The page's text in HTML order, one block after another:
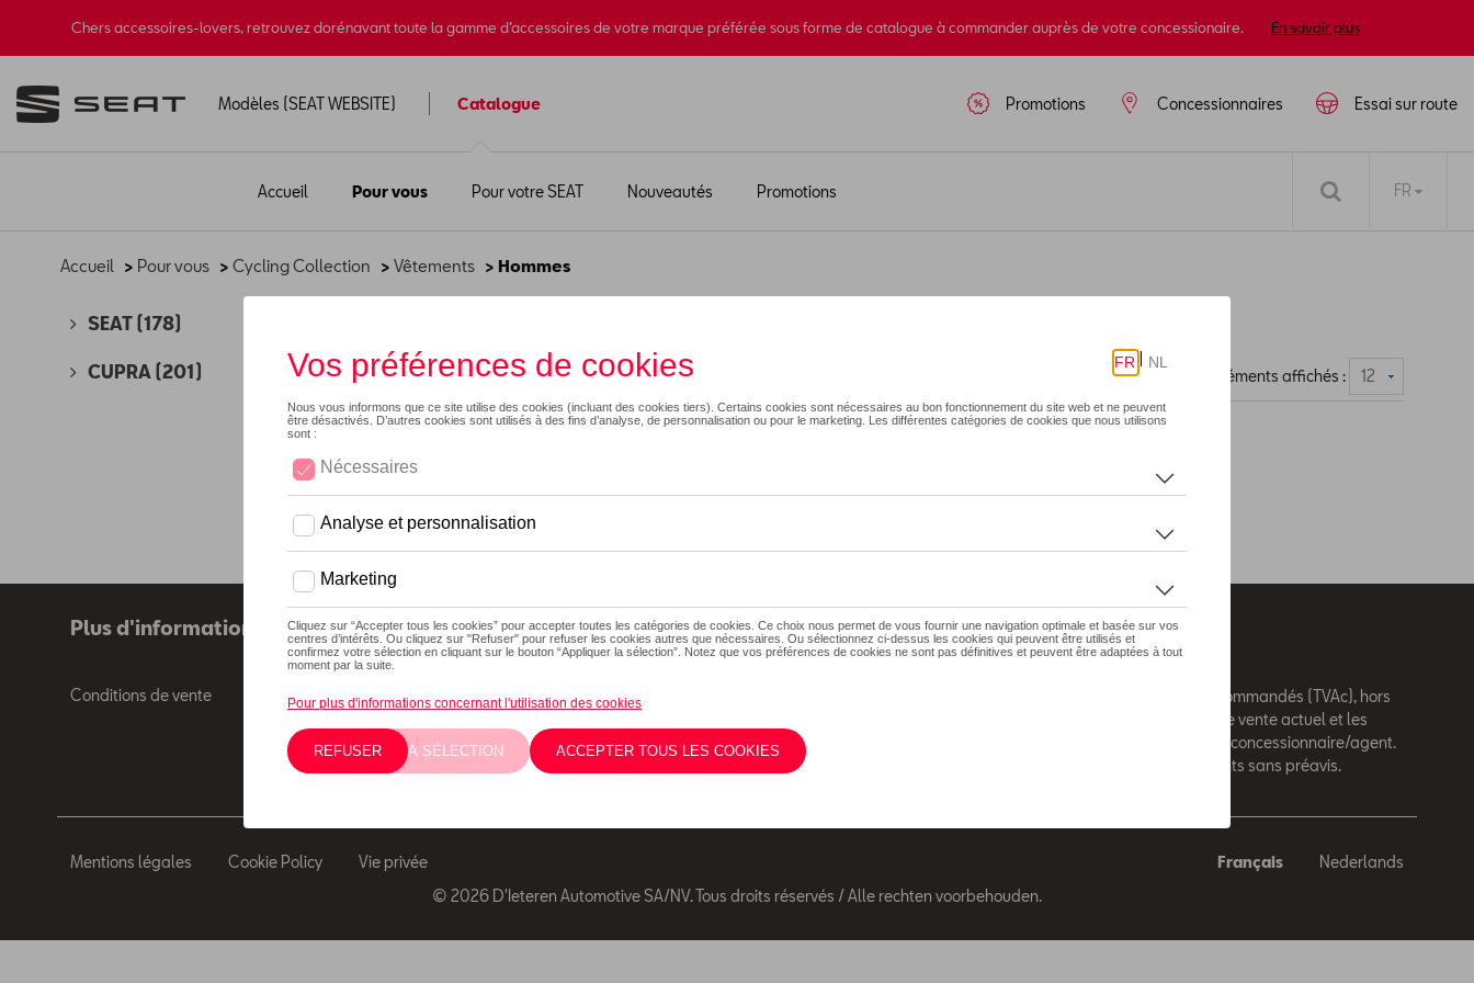
Chers accessoires-lovers, retrouvez dorénavant toute la gamme d’accessoires de votre marque préférée sous forme de catalogue à commander auprès de votre concessionaire. En savoir plus
Modèles (SEAT WEBSITE) Catalogue
Accueil Pour vous Pour votre SEAT Nouveautés Promotions
Essai sur route
Concessionnaires
Promotions
FR
Accueil > Pour vous > Cycling Collection > Vêtements > Hommes
SEAT (178)
CUPRA (201) Nombre d'éléments affichés :
Plus d'informations
Conditions de vente
Suivez nous
Les prix affichés sur le présent site sont des prix recommandés (TVAc), hors
éventuels frais de montage. Pour connaitre le prix de vente actuel et les
éventuels frais de montage, veuillez contacter votre concessionnaire/agent.
Les prix recommandés sont sujets à des changements sans préavis.
Mentions légales Cookie Policy Vie privée Français
Nederlands
© 2026 D'Ieteren Automotive SA/NV. Tous droits réservés / Alle rechten voorbehouden.